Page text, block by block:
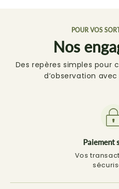
POUR VOS
Nos
Des repères simples pour
d’observation
Paiement
Vos